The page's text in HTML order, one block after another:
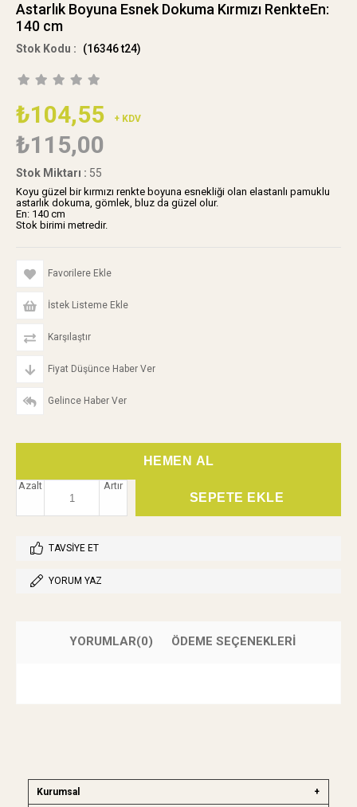
Astarlık Boyuna Esnek Dokuma Kırmızı RenkteEn:
140 cm
(16346 t24)
₺104,55 + KDV
₺115,00
Stok Miktarı : 55
Koyu güzel bir kırmızı renkte boyuna esnekliği olan elastanlı pamuklu
astarlık dokuma, gömlek, bluz da güzel olur.
En: 140 cm
Stok birimi metredir.
Favorilere Ekle
İstek Listeme Ekle
Karşılaştır
Fiyat Düşünce Haber Ver
Gelince Haber Ver
Artır
Azalt
TAVSIYE ET
YORUM YAZ
YORUMLAR(0) ÖDEME SEÇENEKLERI
Kurumsal